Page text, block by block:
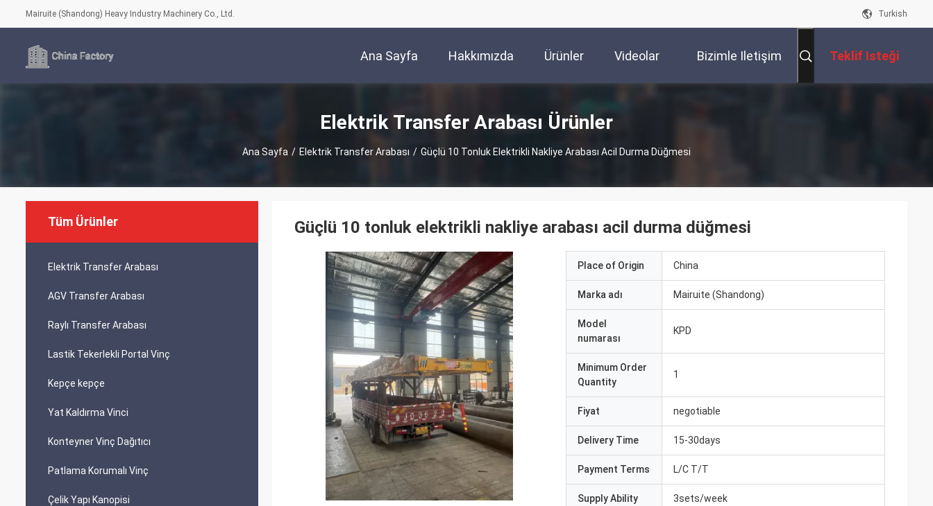
Mairuite (Shandong) Heavy Industry Machinery Co., Ltd. Turkish
Ana Sayfa Hakkımızda Ürünler Videolar Bizimle Iletişim Teklif Isteği
Elektrik Transfer Arabası Ürünler
Ana Sayfa / Elektrik Transfer Arabası / Güçlü 10 Tonluk Elektrikli Nakliye Arabası Acil Durma Düğmesi
Tüm Ürünler
Elektrik Transfer Arabası
AGV Transfer Arabası
Raylı Transfer Arabası
Lastik Tekerlekli Portal Vinç
Kepçe kepçe
Yat Kaldırma Vinci
Konteyner Vinç Dağıtıcı
Patlama Korumalı Vinç
Çelik Yapı Kanopisi
Güçlü 10 tonluk elektrikli nakliye arabası acil durma düğmesi
Place of Origin China
Marka adı Mairuite (Shandong)
Model
numarası
KPD
Minimum Order
Quantity
1
Fiyat negotiable
Delivery Time 15-30days
Payment Terms L/C T/T
Supply Ability 3sets/week